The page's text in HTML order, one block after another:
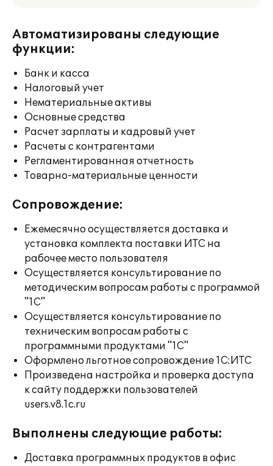
Автоматизированы следующие
функции:
Банк и касса
Налоговый учет
Нематериальные активы
Основные средства
Расчет зарплаты и кадровый учет
Расчеты с контрагентами
Регламентированная отчетность
Товарно-материальные ценности
Сопровождение:
Ежемесячно осуществляется доставка и
установка комплекта поставки ИТС на
рабочее место пользователя
Осуществляется консультирование по
методическим вопросам работы с программой
"1С"
Осуществляется консультирование по
техническим вопросам работы с
программными продуктами "1С"
Оформлено льготное сопровождение 1С:ИТС
Произведена настройка и проверка доступа
к сайту поддержки пользователей
users.v8.1c.ru
Выполнены следующие работы:
Доставка программных продуктов в офис